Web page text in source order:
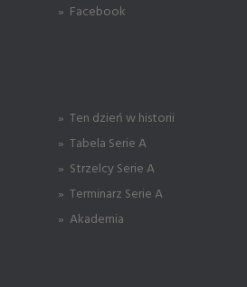
» Facebook
» Ten dzień w historii
» Tabela Serie A
» Strzelcy Serie A
» Terminarz Serie A
» Akademia